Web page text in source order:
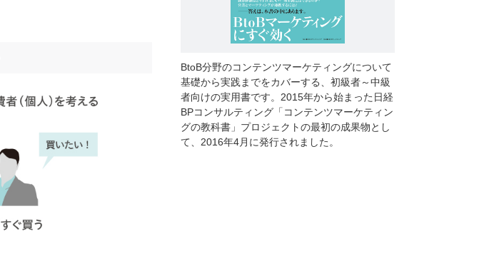
BtoB分野のコンテンツマーケティングについて
基礎から実践までをカバーする、初級者～中級
者向けの実用書です。2015年から始まった日経
BPコンサルティング「コンテンツマーケティン
グの教科書」プロジェクトの最初の成果物とし
て、2016年4月に発行されました。